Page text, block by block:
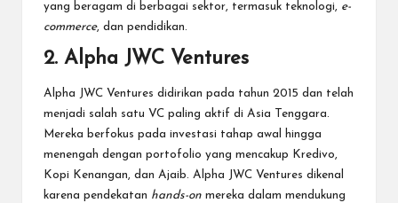
yang beragam di berbagai sektor, termasuk teknologi, e-
commerce, dan pendidikan.
2. Alpha JWC Ventures
Alpha JWC Ventures didirikan pada tahun 2015 dan telah
menjadi salah satu VC paling aktif di Asia Tenggara.
Mereka berfokus pada investasi tahap awal hingga
menengah dengan portofolio yang mencakup Kredivo,
Kopi Kenangan, dan Ajaib. Alpha JWC Ventures dikenal
karena pendekatan hands-on mereka dalam mendukung